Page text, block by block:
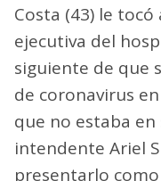
Costa (43) le
ejecutiva del
siguiente de que
de coronavirus
que no estaba en
intendente Ariel
presentarlo